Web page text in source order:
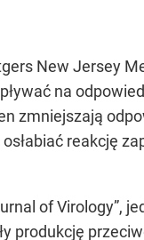
New Jersey
na
zmniejszają
reakcję
of Virology”,